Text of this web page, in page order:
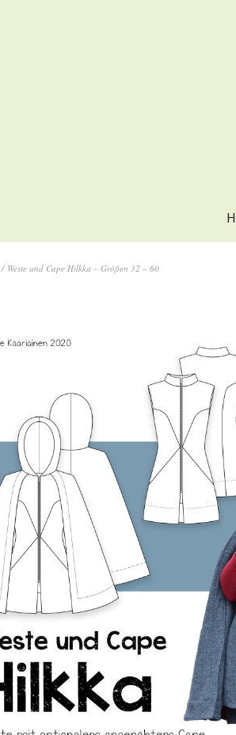
/ Weste und Cape Hilkka – Größen 32 – 60